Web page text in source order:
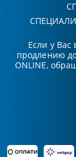
Если у
продлению
ONLINE,